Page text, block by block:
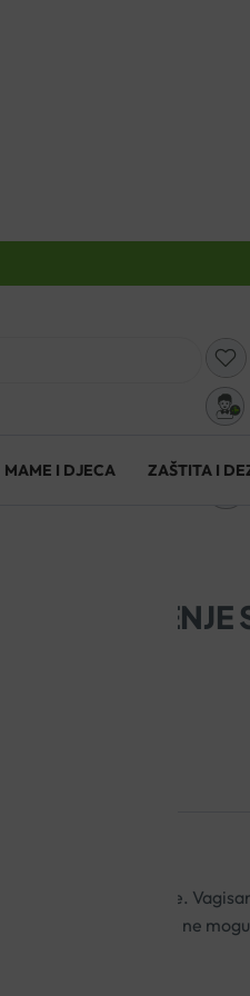
MAME I DJECA ZAŠTITA I
ZA VLAŽENJE
suhoćom rodnice.
svim ženama koje ne